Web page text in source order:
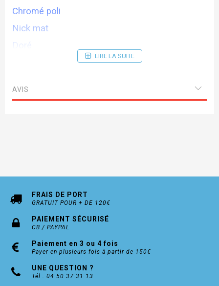
Chromé poli
Nick mat
Doré
LIRE LA SUITE
AVIS
FRAIS DE PORT
GRATUIT POUR + DE 120€
PAIEMENT SÉCURISÉ
CB / PAYPAL
Paiement en 3 ou 4 fois
Payer en plusieurs fois à partir de 150€
UNE QUESTION ?
Tél : 04 50 37 31 13